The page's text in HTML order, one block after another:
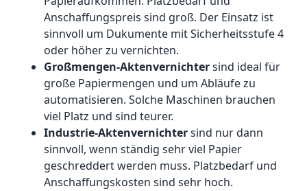
Anschaffungspreis sind groß. Der Einsatz ist
sinnvoll um Dukumente mit Sicherheitsstufe 4
oder höher zu vernichten.
Großmengen-Aktenvernichtersind ideal für
große Papiermengen und um Abläufe zu
automatisieren. Solche Maschinen brauchen
viel Platz und sind teurer.
Industrie-Aktenvernichtersind nur dann
sinnvoll, wenn ständig sehr viel Papier
geschreddert werden muss. Platzbedarf und
Anschaffungskosten sind sehr hoch.